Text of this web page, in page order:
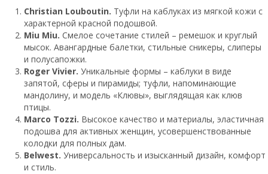
Christian Louboutin. Туфли на каблуках из мягкой кожи с
характерной красной подошвой.
Miu Miu. Смелое сочетание стилей – ремешок и круглый
мысок. Авангардные балетки, стильные сникеры, слиперы
и полусапожки.
Roger Vivier. Уникальные формы – каблуки в виде
запятой, сферы и пирамиды; туфли, напоминающие
мандолину, и модель «Клювы», выглядящая как клюв
птицы.
Marco Tozzi. Высокое качество и материалы, эластичная
подошва для активных женщин, усовершенствованные
колодки для полных дам.
Belwest. Универсальность и изысканный дизайн, комфорт
и стиль.